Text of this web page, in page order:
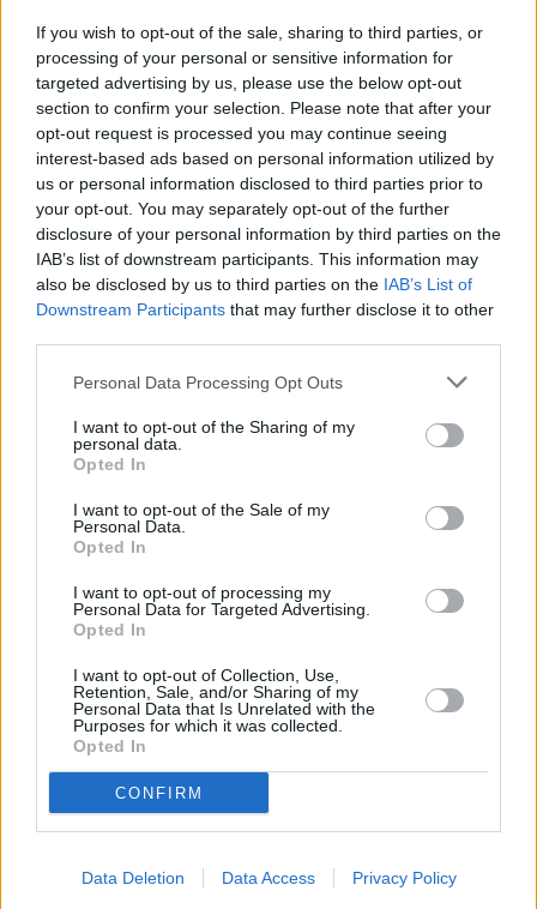
If you wish to opt-out of the sale, sharing to third parties, or
processing of your personal or sensitive information for
targeted advertising by us, please use the below opt-out
section to confirm your selection. Please note that after your
opt-out request is processed you may continue seeing
interest-based ads based on personal information utilized by
us or personal information disclosed to third parties prior to
your opt-out. You may separately opt-out of the further
disclosure of your personal information by third parties on the
IAB’s list of downstream participants. This information may
also be disclosed by us to third parties on the IAB’s List of
Downstream Participants that may further disclose it to other
Personal Data Processing Opt Outs
I want to opt-out of the Sharing of my
personal data.
Opted In
I want to opt-out of the Sale of my
Personal Data.
Opted In
I want to opt-out of processing my
Personal Data for Targeted Advertising.
Opted In
I want to opt-out of Collection, Use,
Retention, Sale, and/or Sharing of my
Personal Data that Is Unrelated with the
Purposes for which it was collected.
Opted In
CONFIRM
Data Deletion Data Access Privacy Policy